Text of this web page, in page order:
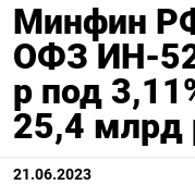
Минфин
ОФЗ ИН-
р под
25,4 млрд
21.06.2023